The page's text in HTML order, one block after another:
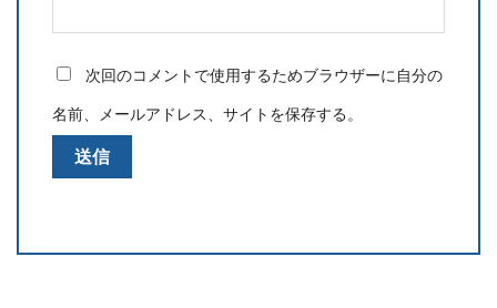
次回のコメントで使用するためブラウザーに自分の
名前、メールアドレス、サイトを保存する。